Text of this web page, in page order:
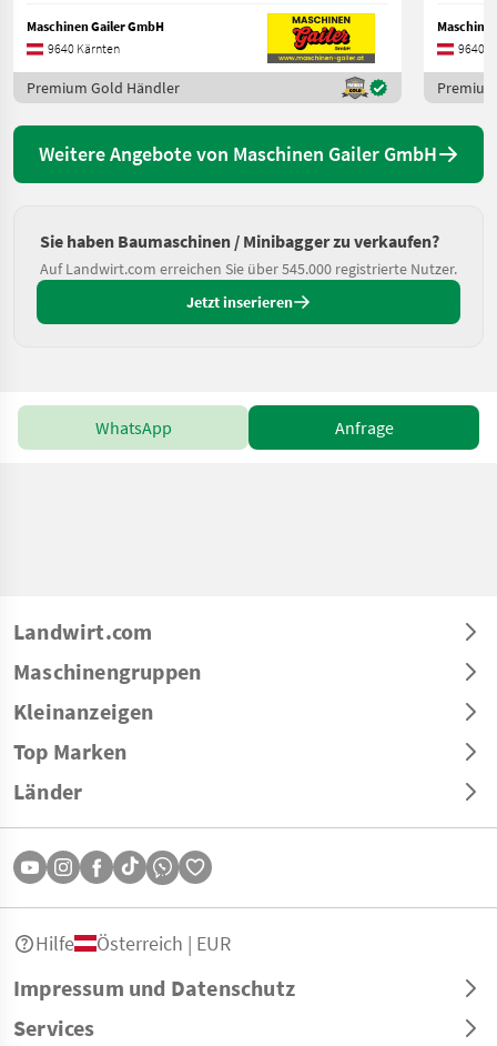
Maschinen Gailer GmbH
9640 Kärnten
Premium Gold Händler
9640
Weitere Angebote von Maschinen Gailer GmbH
Sie haben Baumaschinen / Minibagger zu verkaufen?
Auf Landwirt.com erreichen Sie über 545.000 registrierte Nutzer.
Jetzt inserieren
WhatsApp Anfrage
Landwirt.com
Maschinengruppen
Kleinanzeigen
Top Marken
Länder
Impressum und Datenschutz
Services
Hilfe Österreich | EUR